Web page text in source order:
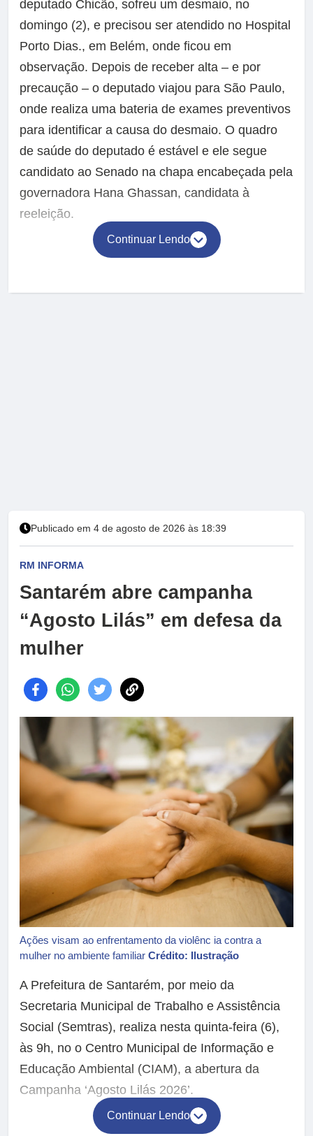
deputado Chicão, sofreu um desmaio, no
domingo (2), e precisou ser atendido no Hospital
Porto Dias., em Belém, onde ficou em
observação. Depois de receber alta – e por
precaução – o deputado viajou para São Paulo,
onde realiza uma bateria de exames preventivos
para identificar a causa do desmaio. O quadro
de saúde do deputado é estável e ele segue
candidato ao Senado na chapa encabeçada pela
governadora Hana Ghassan, candidata à
reeleição.
Continuar Lendo
Publicado em 4 de agosto de 2026 às 18:39
RM INFORMA
Santarém abre campanha
“Agosto Lilás” em defesa da
mulher
Ações visam ao enfrentamento da violênc ia contra a
mulher no ambiente familiar Crédito: Ilustração
A Prefeitura de Santarém, por meio da
Secretaria Municipal de Trabalho e Assistência
Social (Semtras), realiza nesta quinta-feira (6),
às 9h, no o Centro Municipal de Informação e
Educação Ambiental (CIAM), a abertura da
Campanha ‘Agosto Lilás 2026’.
Continuar Lendo